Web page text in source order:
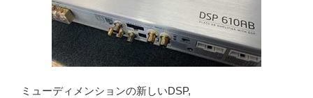
ミューディメンションの新しいDSP,